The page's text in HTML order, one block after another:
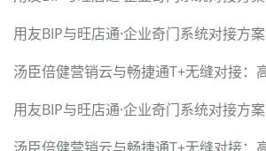
用友BIP与旺店通·企业奇门系统对接方案
用友BIP与旺店通·企业奇门系统对接方案